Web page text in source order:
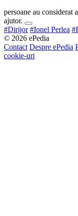
persoane au considerat
ajutor.
#Dirijor #Ionel Perlea
© 2026 ePedia
Contact Despre ePedia
cookie-uri